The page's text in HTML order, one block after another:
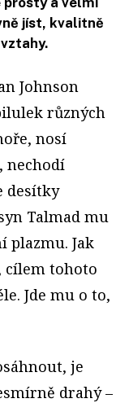
jíst, kvalitně
Johnson
různých
nosí
nechodí
desítky
Talmad mu
plazmu. Jak
cílem tohoto
Jde mu o to,
je
drahý –